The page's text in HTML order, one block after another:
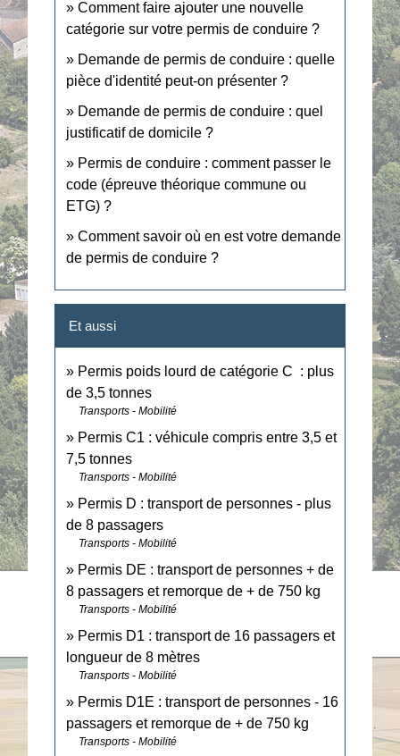
Comment faire ajouter une nouvelle
catégorie sur votre permis de conduire ?
Demande de permis de conduire : quelle
pièce d'identité peut-on présenter ?
Demande de permis de conduire : quel
justificatif de domicile ?
Permis de conduire : comment passer le
code (épreuve théorique commune ou
ETG) ?
Comment savoir où en est votre demande
de permis de conduire ?
Et aussi
Permis poids lourd de catégorie C : plus
de 3,5 tonnes
Transports - Mobilité
Permis C1 : véhicule compris entre 3,5 et
7,5 tonnes
Transports - Mobilité
Permis D : transport de personnes - plus
de 8 passagers
Transports - Mobilité
Permis DE : transport de personnes + de
8 passagers et remorque de + de 750 kg
Transports - Mobilité
Permis D1 : transport de 16 passagers et
longueur de 8 mètres
Transports - Mobilité
Permis D1E : transport de personnes - 16
passagers et remorque de + de 750 kg
Transports - Mobilité